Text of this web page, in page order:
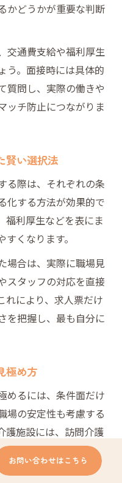
かどうかが重要な判断
交通費支給や福利厚生
う。面接時には具体的
質問し、実際の働きや
ッチ防止につながりま
賢い選択法
る際は、それぞれの条
化する方法が効果的で
福利厚生などを表にま
くなります。
場合は、実際に職場見
スタッフの対応を直接
れにより、求人票だけ
を把握し、最も自分に
極め方
めるには、条件面だけ
場の安定性も考慮する
護施設には、訪問介護
ームなど多様な施設形
キルや働き方が異なり
お問い合わせはこちら